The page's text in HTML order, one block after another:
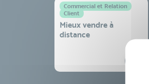
Commercial et Relation
Client
Mieux vendre à
distance